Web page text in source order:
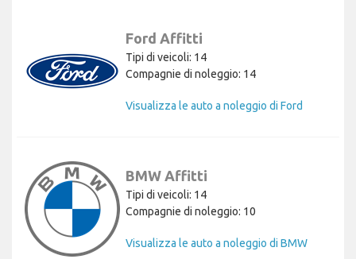
Ford Affitti
Tipi di veicoli: 14
Compagnie di noleggio: 14
Visualizza le auto a noleggio di Ford
BMW Affitti
Tipi di veicoli: 14
Compagnie di noleggio: 10
Visualizza le auto a noleggio di BMW